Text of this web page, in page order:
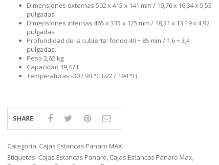
Dimensiones externas 502 x 415 x 141 mm / 19,76 x 16,34 x 5,55
pulgadas
Dimensiones internas 465 x 335 x 125 mm / 18,31 x 13,19 x 4,92
pulgadas
Profundidad de la cubierta: fondo 40 + 85 mm / 1,6 + 3,4
pulgadas.
Peso 2,62 kg
Capacidad 19,47 L
Temperaturas -30 / 90 °C (-22 / 194 °F)
SHARE
Categoría: Cajas Estancas Panaro MAX
Etiquetas: Cajas Estancas Panaro, Cajas Estancas Panaro Max,